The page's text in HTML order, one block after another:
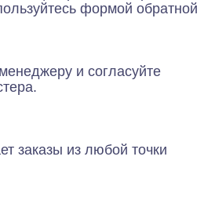
формой обратной
и согласуйте
заказы из любой точки